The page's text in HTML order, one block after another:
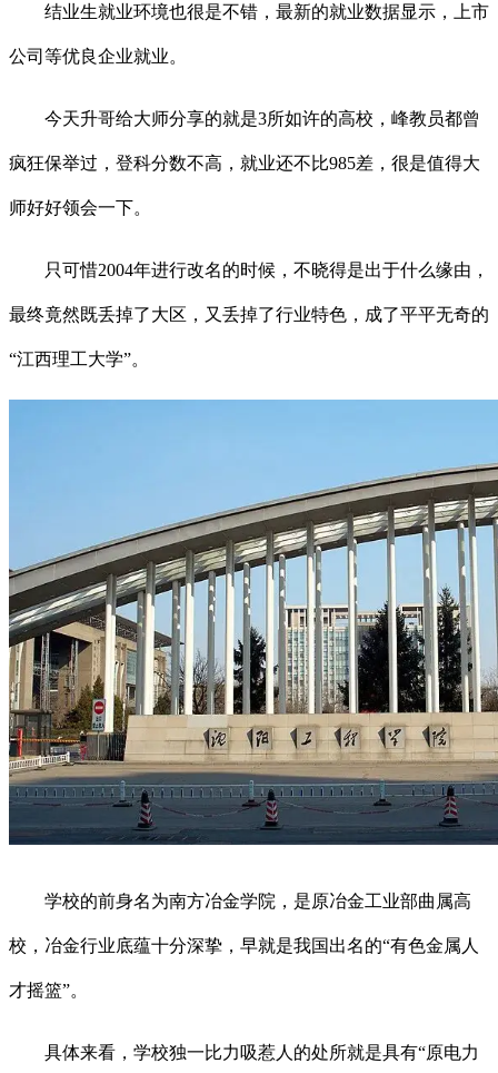
结业生就业环境也很是不错，最新的就业数据显示，上市
公司等优良企业就业。
今天升哥给大师分享的就是3所如许的高校，峰教员都曾
疯狂保举过，登科分数不高，就业还不比985差，很是值得大
师好好领会一下。
只可惜2004年进行改名的时候，不晓得是出于什么缘由，
最终竟然既丢掉了大区，又丢掉了行业特色，成了平平无奇的
“江西理工大学”。
学校的前身名为南方冶金学院，是原冶金工业部曲属高
校，冶金行业底蕴十分深挚，早就是我国出名的“有色金属人
才摇篮”。
具体来看，学校独一比力吸惹人的处所就是具有“原电力